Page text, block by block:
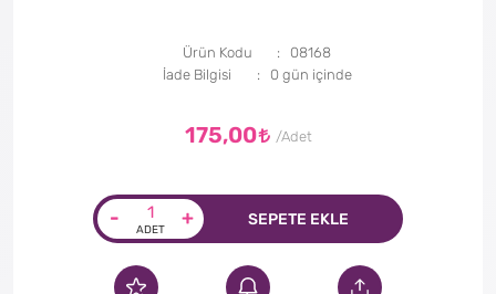
Ürün Kodu
08168
İade Bilgisi
175,00
- + SEPETE EKLE